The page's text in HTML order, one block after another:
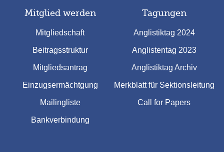
Mitglied werden
Mitgliedschaft
Beitragsstruktur
Mitgliedsantrag
Einzugsermächtgung
Mailingliste
Bankverbindung
Tagungen
Anglistiktag 2024
Anglistentag 2023
Anglistiktag Archiv
Merkblatt für Sektionsleitung
Call for Papers